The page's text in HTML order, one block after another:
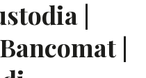
|
|